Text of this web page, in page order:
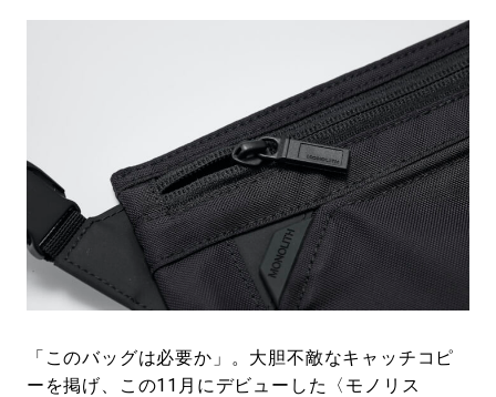
#NEW VINTAGE #マイナーグッド図鑑
#フイナムのYouTube
#FOCUS IT #AH.H
#FASHION #MUSIC #MOVIE
#LIFESTYLE #SNEAKER #OUTDOOR
#SPORTS #HANDSOME HANDBOOK
「このバッグは必要か」。大胆不敵なキャッチコピ
ーを掲げ、この11月にデビューした〈モノリス